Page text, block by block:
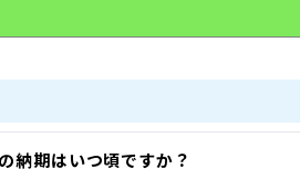
納期はいつ頃ですか？